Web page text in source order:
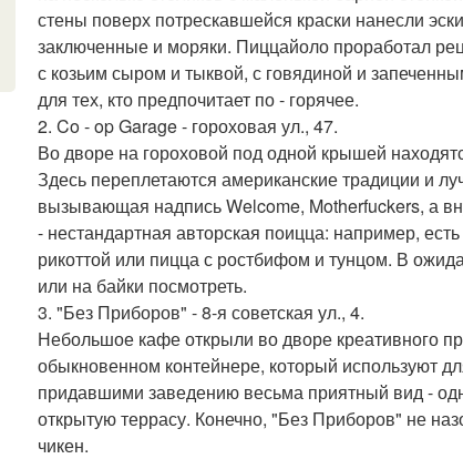
стены поверх потрескавшейся краски нанесли
заключенные и моряки. Пиццайоло проработал
с козьим сыром и тыквой, с говядиной и
для тех, кто предпочитает по - горячее.
2. Co - op Garage - гороховая ул., 47.
Во дворе на гороховой под одной крышей
Здесь переплетаются американские традиции и
вызывающая надпись Welcome, Motherfuckers, а
- нестандартная авторская поицца: например,
рикоттой или пицца с ростбифом и тунцом. В
или на байки посмотреть.
3. "Без Приборов" - 8-я советская ул., 4.
Небольшое кафе открыли во дворе креативного
обыкновенном контейнере, который используют
придавшими заведению весьма приятный вид -
открытую террасу. Конечно, "Без Приборов" не
чикен.